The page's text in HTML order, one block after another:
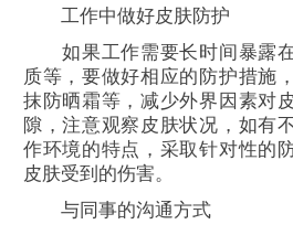
工作中做好皮肤防护
如果工作需要长时间暴露在
质等，要做好相应的防护措施
抹防晒霜等，减少外界因素对
隙，注意观察皮肤状况，如有
作环境的特点，采取针对性的
皮肤受到的伤害。
与同事的沟通方式